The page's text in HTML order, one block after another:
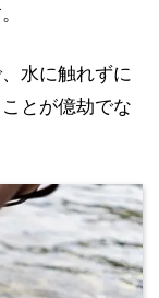
水に触れずに
とが億劫でな